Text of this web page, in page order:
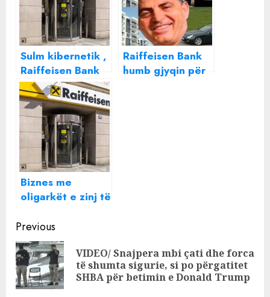
Sulm kibernetik ,
Raiffeisen Bank
gënjen klientët :
Po kryejmë
punime në faqen
Raiffeisen.al
Raiffeisen Bank
humb gjyqin për
Biznes me
oligarkët e zinj të
“tërheq” veshin
Raiffeisen Bank
Continue
Reading
Previous
VIDEO/ Snajpera mbi çati dhe forca
të shumta sigurie, si po përgatitet
SHBA për betimin e Donald Trump